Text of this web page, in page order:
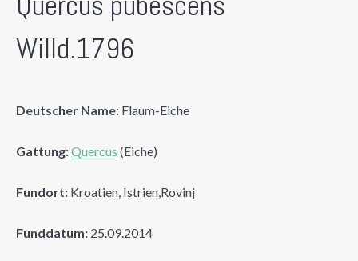
Willd.1796
Deutscher Name: Flaum-Eiche
Gattung:Quercus (Eiche)
Fundort: Kroatien, Istrien,Rovinj
Funddatum: 25.09.2014